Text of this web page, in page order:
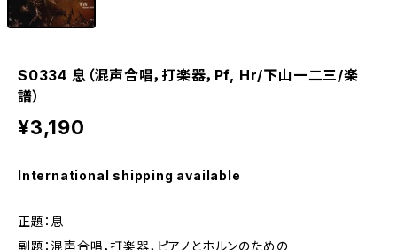
S0334 息（混声合唱，打楽器，Pf, Hr/下山一二三/楽
譜）
¥3,190
International shipping available
正題：息
副題：混声合唱，打楽器，ピアノとホルンのための